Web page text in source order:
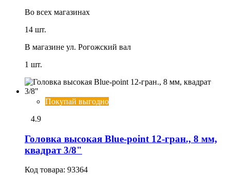
Во всех магазинах
14 шт.
В магазине ул. Рогожский вал
1 шт.
Покупай выгодно
4.9
Головка высокая Blue-point 12-гран., 8 мм,
квадрат 3/8"
Код товара: 93364